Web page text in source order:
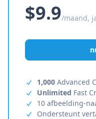
$9.9/maand,
1,000 Advanced
Unlimited Fast
10 afbeelding-
Ondersteunt